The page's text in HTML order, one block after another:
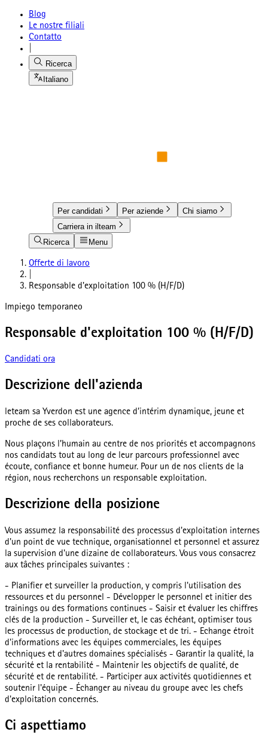
Blog
Le nostre filiali
Contatto
Ricerca
Italiano
Per candidati Per aziende
Chi siamo
Carriera in ilteam
Ricerca
Menu
Offerte di lavoro
Responsable d'exploitation 100 % (H/F/D)
Impiego temporaneo
Responsable d'exploitation 100 % (H/F/D)
Candidati ora
Descrizione dell'azienda
leteam sa Yverdon est une agence d’intérim dynamique, jeune et
proche de ses collaborateurs.
Nous plaçons l’humain au centre de nos priorités et accompagnons
nos candidats tout au long de leur parcours professionnel avec
écoute, confiance et bonne humeur. Pour un de nos clients de la
région, nous recherchons un responsable exploitation.
Descrizione della posizione
Vous assumez la responsabilité des processus d'exploitation internes
d'un point de vue technique, organisationnel et personnel et assurez
la supervision d'une dizaine de collaborateurs. Vous vous consacrez
aux tâches principales suivantes :
- Planifier et surveiller la production, y compris l'utilisation des
ressources et du personnel - Développer le personnel et initier des
trainings ou des formations continues - Saisir et évaluer les chiffres
clés de la production - Surveiller et, le cas échéant, optimiser tous
les processus de production, de stockage et de tri. - Echange étroit
d'informations avec les équipes commerciales, les équipes
techniques et d'autres domaines spécialisés - Garantir la qualité, la
sécurité et la rentabilité - Maintenir les objectifs de qualité, de
sécurité et de rentabilité. - Participer aux activités quotidiennes et
soutenir l'équipe - Échanger au niveau du groupe avec les chefs
d'exploitation concernés.
Ci aspettiamo